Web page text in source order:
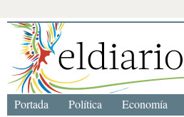
Portada Política Economía